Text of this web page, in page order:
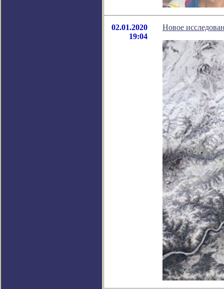
02.01.2020
19:04
Новое